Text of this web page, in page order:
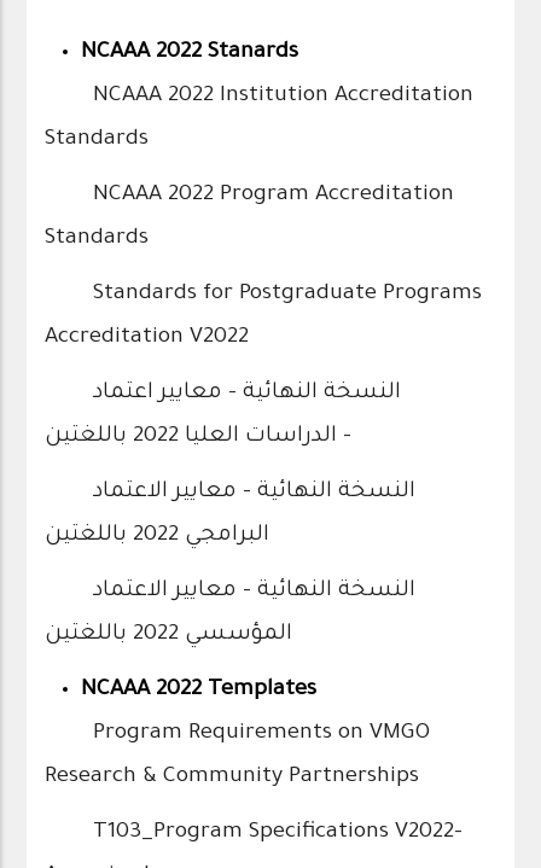
NCAAA 2022 Stanards
NCAAA 2022 Institution Accreditation
Standards
NCAAA 2022 Program Accreditation
Standards
Standards for Postgraduate Programs
Accreditation V2022
النسخة النهائية - معايير اعتماد
الدراسات العليا 2022 باللغتين -
النسخة النهائية - معايير الاعتماد
البرامجي 2022 باللغتين
النسخة النهائية - معايير الاعتماد
المؤسسي 2022 باللغتين
NCAAA 2022 Templates
Program Requirements on VMGO
Research & Community Partnerships
T103_Program Specifications V2022-